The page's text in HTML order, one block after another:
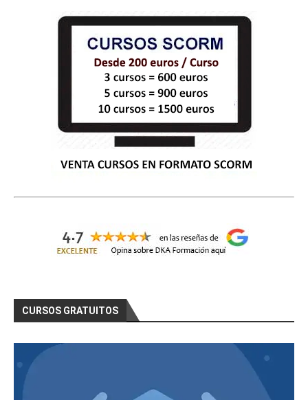
CURSOS GRATUITOS